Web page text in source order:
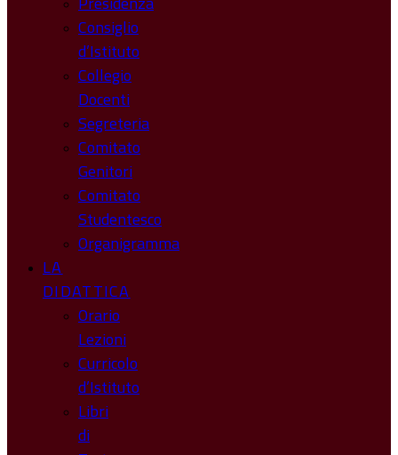
Consiglio
d’Istituto
Collegio
Docenti
Segreteria
Comitato
Genitori
Comitato
Studentesco
Organigramma
LA
DIDATTICA
Orario
Lezioni
Curricolo
d’Istituto
Libri
di